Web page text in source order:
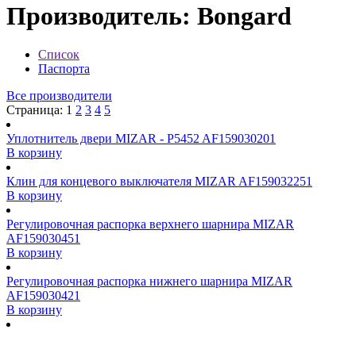
Производитель: Bongard
Список
Паспорта
Все производители
Страница: 1 2 3 4 5
Уплотнитель двери MIZAR - P5452 AF159030201
В корзину
Клин для концевого выключателя MIZAR AF159032251
В корзину
Регулировочная распорка верхнего шарнира MIZAR
AF159030451
В корзину
Регулировочная распорка нижнего шарнира MIZAR
AF159030421
В корзину